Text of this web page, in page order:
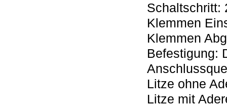
Schaltschritt:
Klemmen
Klemmen
Befestigung:
Litze ohne
Litze mit